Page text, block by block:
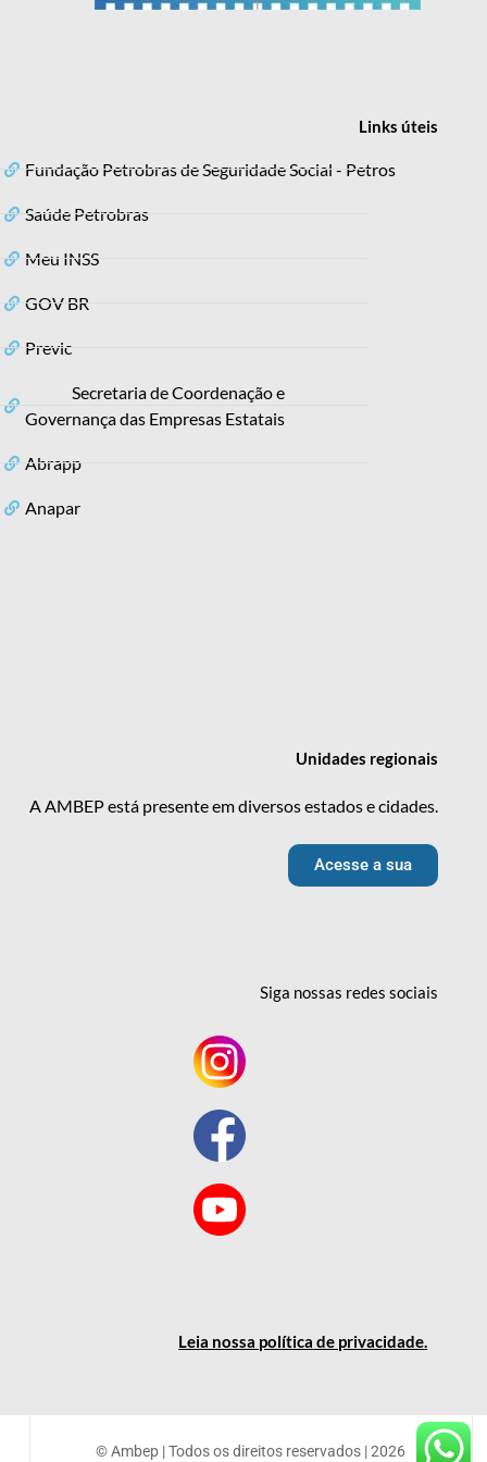
Linksúteis
Fundação Petrobras de Seguridade Social - Petros
Saúde Petrobras
Meu INSS
GOV BR
Previc
Secretaria de Coordenação e
Governança das Empresas Estatais
Abrapp
Anapar
Unidades regionais
A AMBEP está presente em diversos estados e cidades.
Acesse a sua
Siga nossas redessociais
Leia nossa política de privacidade
© Ambep | Todos os direitos reservados | 2026